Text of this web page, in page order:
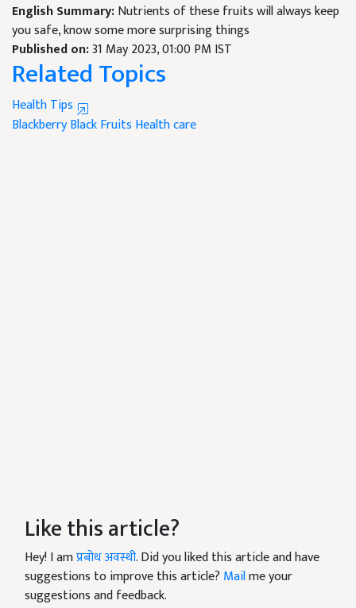
English Summary:Nutrients of these fruits will always keep
you safe, know some more surprising things
Published on:31 May 2023, 01:00 PM IST
Related Topics
Health Tips
BlackberryBlack Fruits Health care
Like this article?
Hey! I amप्रबोध अवस्थी. Did you liked this article and have
suggestions to improve this article? Mailme your
suggestions and feedback.